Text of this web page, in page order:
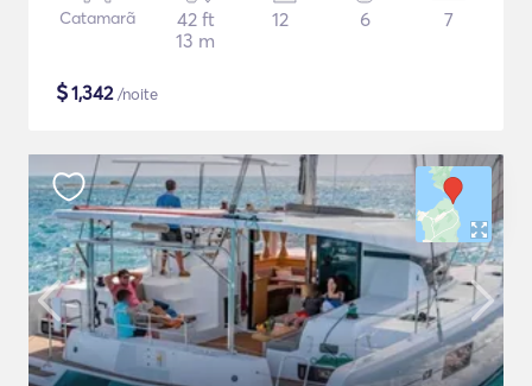
Catamarã
42 ft
13 m
12 6 7
$1,342/noite